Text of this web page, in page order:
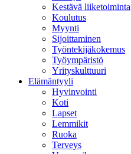
Kestävä liiketoiminta
Koulutus
Myynti
Sijoittaminen
Työntekijäkokemus
Työympäristö
Yrityskulttuuri
Elämäntyyli
Hyvinvointi
Koti
Lapset
Lemmikit
Ruoka
Terveys